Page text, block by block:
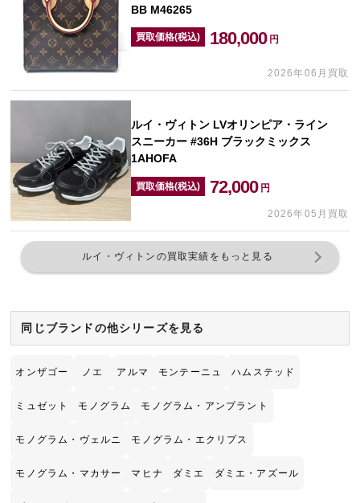
BB M46265
買取価格(税込) 180,000 円
2026年06月買取
ルイ・ヴィトン LVオリンピア・ライン
スニーカー #36H ブラックミックス
1AHOFA
買取価格(税込) 72,000 円
2026年05月買取
ルイ・ヴィトンの買取実績をもっと見る
同じブランドの他シリーズを見る
オンザゴー ノエ アルマ モンテーニュ ハムステッド
ミュゼット モノグラム モノグラム・アンプラント
モノグラム・ヴェルニ モノグラム・エクリプス
モノグラム・マカサー マヒナ ダミエ ダミエ・アズール